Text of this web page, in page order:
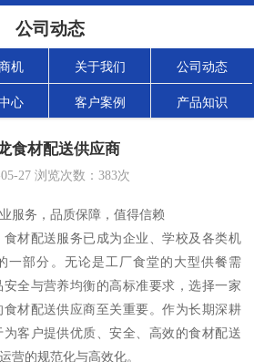
公司动态
机 关于我们 公司动态
心 客户案例 产品知识
食材配送供应商
27浏览次数： 383次
服务，品质保障，值得信赖
材配送服务已成为企业、学校及各类机
一部分。无论是工厂食堂的大型供餐需
全与营养均衡的高标准要求，选择一家
材配送供应商至关重要。作为长期深耕
客户提供优质、安全、高效的食材配送
营的规范化与高效化。